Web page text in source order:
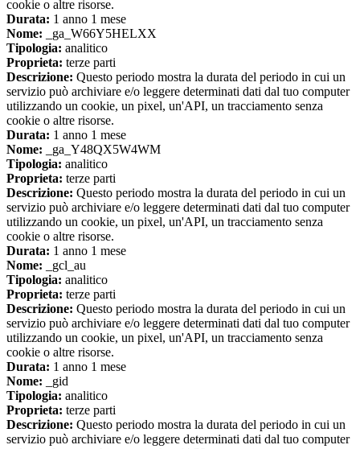
cookie o altre risorse.
Durata: 1 anno 1 mese
Nome: _ga_W66Y5HELXX
Tipologia: analitico
Proprieta: terze parti
Descrizione: Questo periodo mostra la durata del periodo in cui un
servizio può archiviare e/o leggere determinati dati dal tuo computer
utilizzando un cookie, un pixel, un'API, un tracciamento senza
cookie o altre risorse.
Durata: 1 anno 1 mese
Nome: _ga_Y48QX5W4WM
Tipologia: analitico
Proprieta: terze parti
Descrizione: Questo periodo mostra la durata del periodo in cui un
servizio può archiviare e/o leggere determinati dati dal tuo computer
utilizzando un cookie, un pixel, un'API, un tracciamento senza
cookie o altre risorse.
Durata: 1 anno 1 mese
Nome: _gcl_au
Tipologia: analitico
Proprieta: terze parti
Descrizione: Questo periodo mostra la durata del periodo in cui un
servizio può archiviare e/o leggere determinati dati dal tuo computer
utilizzando un cookie, un pixel, un'API, un tracciamento senza
cookie o altre risorse.
Durata: 1 anno 1 mese
Nome: _gid
Tipologia: analitico
Proprieta: terze parti
Descrizione: Questo periodo mostra la durata del periodo in cui un
servizio può archiviare e/o leggere determinati dati dal tuo computer